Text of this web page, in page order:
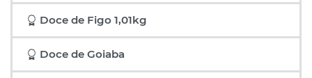
Doce de Figo 1,01kg
Doce de Goiaba